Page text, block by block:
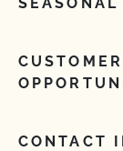
CONTACT